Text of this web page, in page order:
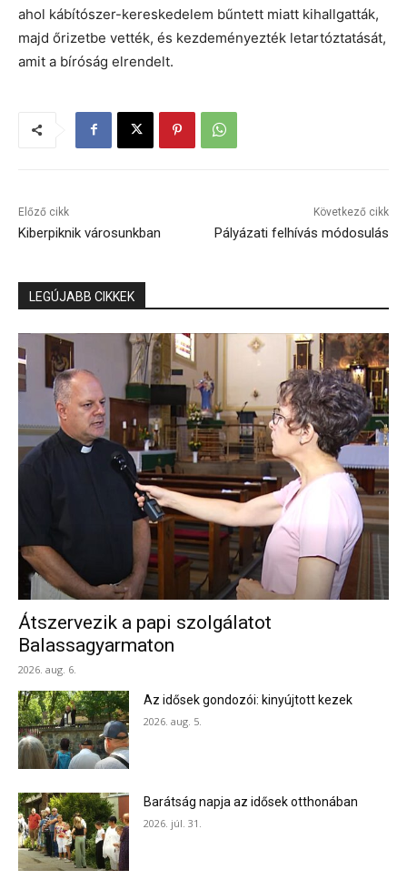
ahol kábítószer-kereskedelem bűntett miatt kihallgatták,
majd őrizetbe vették, és kezdeményezték letartóztatását,
amit a bíróság elrendelt.
Előző cikk
Kiberpiknik városunkban
Következő cikk
Pályázati felhívás módosulás
LEGÚJABB CIKKEK
Átszervezik a papi szolgálatot
Balassagyarmaton
2026. aug. 6.
Az idősek gondozói: kinyújtott kezek
2026. aug. 5.
Barátság napja az idősek otthonában
2026. júl. 31.